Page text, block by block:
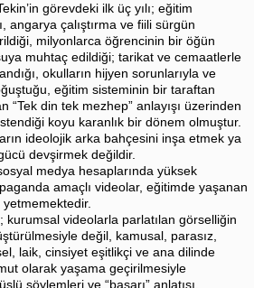
görevdeki ilk üç yılı; eğitim
angarya çalıştırma ve fiili sürgün
milyonlarca öğrencinin bir öğün
muhtaç edildiği; tarikat ve cemaatlerle
okulların hijyen sorunlarıyla ve
eğitim sisteminin bir taraftan
“Tek din tek mezhep” anlayışı üzerinden
koyu karanlık bir dönem olmuştur.
ideolojik arka bahçesini inşa etmek ya
devşirmek değildir.
medya hesaplarında yüksek
amaçlı videolar, eğitimde yaşanan
yetmemektedir.
videolarla parlatılan görselliğin
değil, kamusal, parasız,
laik, cinsiyet eşitlikçi ve ana dilinde
olarak yaşama geçirilmesiyle
söylemleri ve “başarı” anlatısı,